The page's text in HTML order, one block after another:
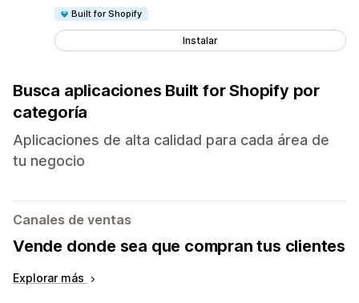
Built for Shopify
Instalar
Busca aplicaciones Built for Shopify por
categoría
Aplicaciones de alta calidad para cada área de
tu negocio
Canales de ventas
Vende donde sea que compran tus clientes
Explorar más